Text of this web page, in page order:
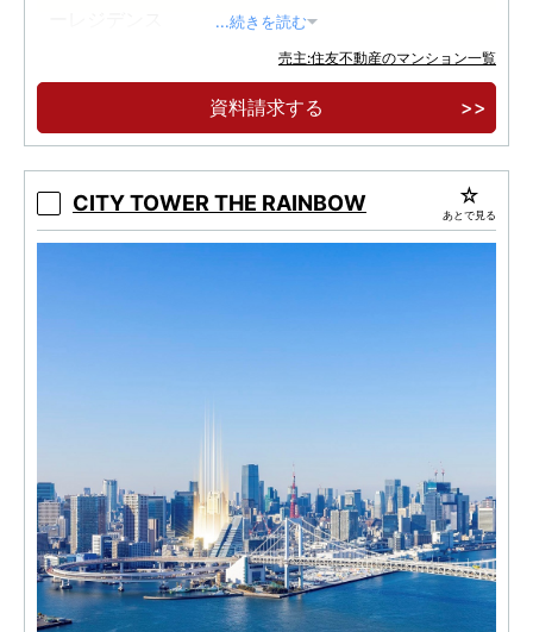
JR山手線「田町」駅 再開発により得られた美
と利便性3駅5路線利用可能
...続きを読む
売主:住友不動産のマンション一覧
資料請求する
CITY TOWER THE RAINBOW あとで見る